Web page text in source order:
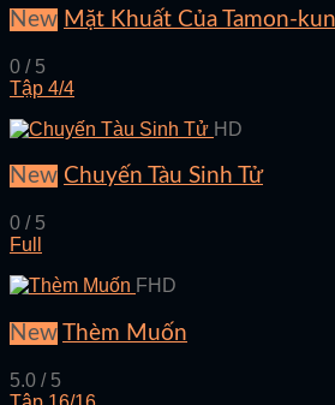
New Mặt Khuất Của Tamon-kun
0 / 5
Tập 4/4
HD
New Chuyến Tàu Sinh Tử
0 / 5
Full
FHD
New Thèm Muốn
5.0 / 5